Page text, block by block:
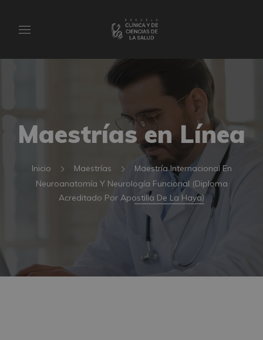
Maestrías en Línea
Inicio Maestrías
Maestría Internacional En
Neuroanatomía Y Neurología Funcional (Diploma
Acreditado Por Apostilla De La Haya)